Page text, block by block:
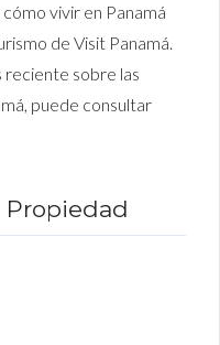
vivir en Panamá
de Visit Panamá.
reciente sobre las
puede consultar
Propiedad